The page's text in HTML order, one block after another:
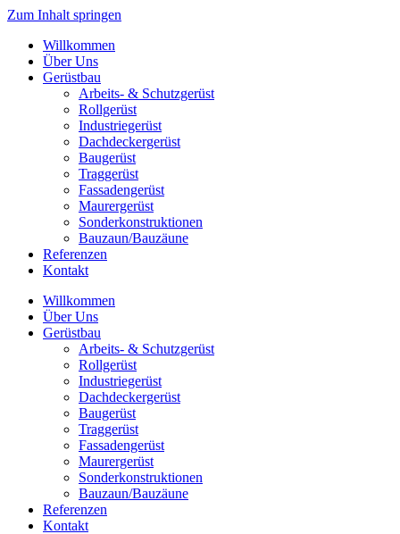
Zum Inhalt springen
Willkommen
Über Uns
Gerüstbau
Arbeits- & Schutzgerüst
Rollgerüst
Industriegerüst
Dachdeckergerüst
Baugerüst
Traggerüst
Fassadengerüst
Maurergerüst
Sonderkonstruktionen
Bauzaun/Bauzäune
Referenzen
Kontakt
Willkommen
Über Uns
Gerüstbau
Arbeits- & Schutzgerüst
Rollgerüst
Industriegerüst
Dachdeckergerüst
Baugerüst
Traggerüst
Fassadengerüst
Maurergerüst
Sonderkonstruktionen
Bauzaun/Bauzäune
Referenzen
Kontakt